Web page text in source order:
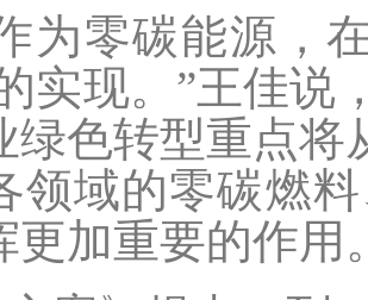
为零碳能源，
实现。”王佳说
绿色转型重点将
领域的零碳燃
更加重要的作用